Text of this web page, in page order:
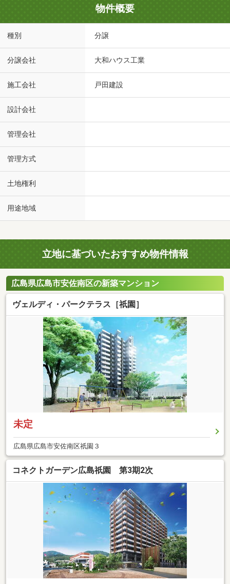
物件概要
種別 分譲
分譲会社 大和ハウス工業
施工会社 戸田建設
設計会社
管理会社
管理方式
土地権利
用途地域
立地に基づいたおすすめ物件情報
広島県広島市安佐南区の新築マンション
ヴェルディ・パークテラス［祇園］
未定
広島県広島市安佐南区祇園３
コネクトガーデン広島祇園 第3期2次